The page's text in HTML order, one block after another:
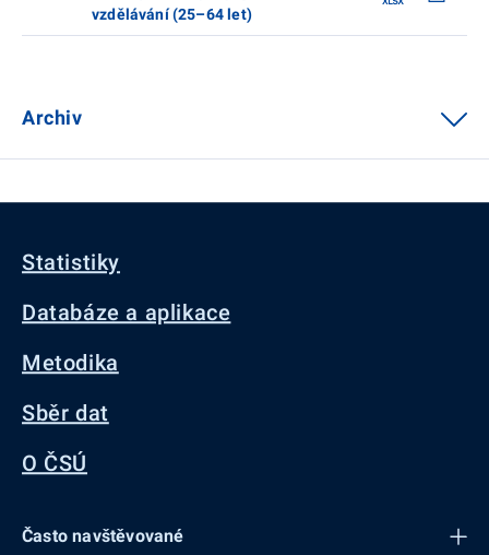
vzdělávání (25–64 let)
Archiv
Statistiky
Databáze a aplikace
Metodika
Sběr dat
O ČSÚ
Často navštěvované